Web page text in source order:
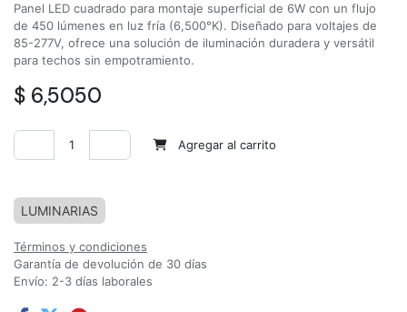
Panel LED cuadrado para montaje superficial de 6W con un flujo
de 450 lúmenes en luz fría (6,500°K). Diseñado para voltajes de
85-277V, ofrece una solución de iluminación duradera y versátil
para techos sin empotramiento.
$ 6,5050
Agregar al carrito
LUMINARIAS
Términos y condiciones
Garantía de devolución de 30 días
Envío: 2-3 días laborales